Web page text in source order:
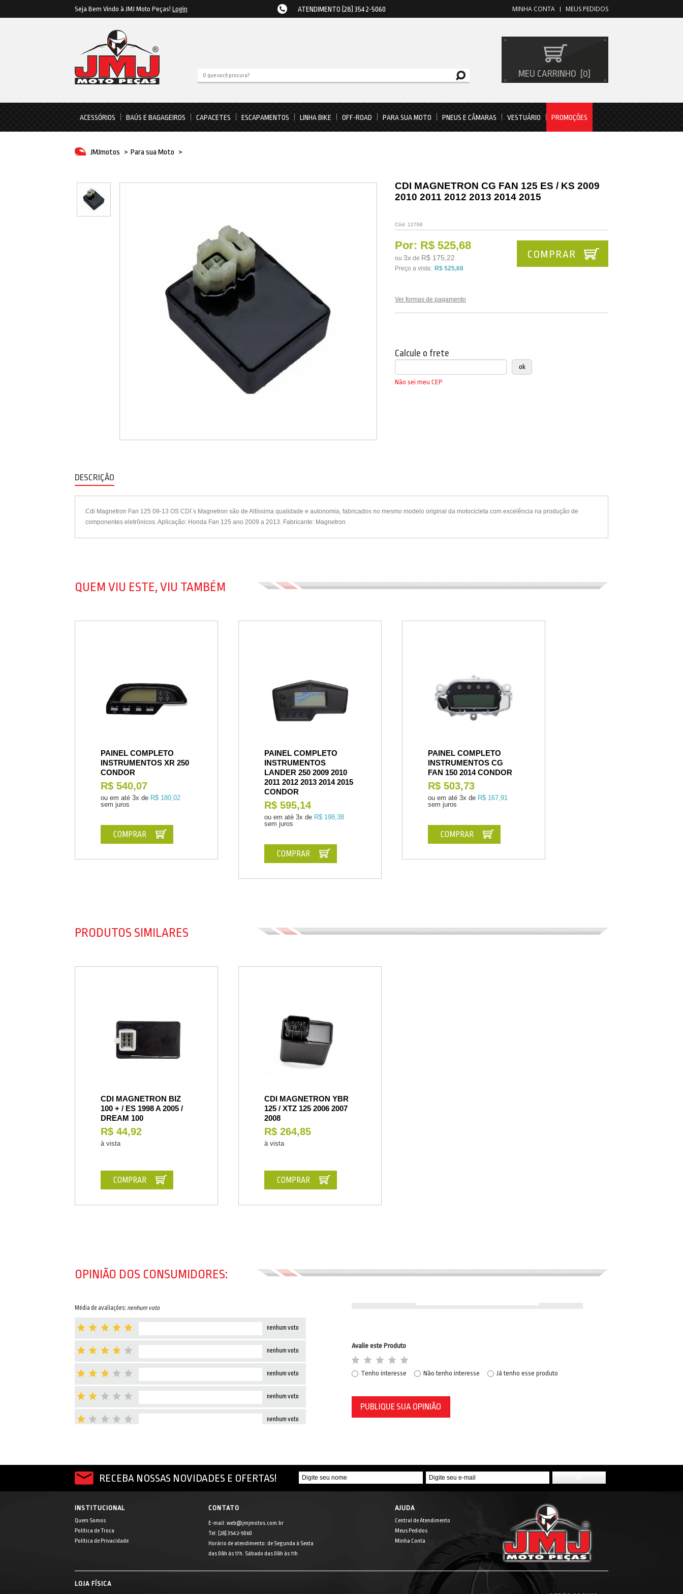
Seja Bem Vindo à JMJ Moto Peças! Login ATENDIMENTO (28) 3542-5060 MEUS PEDIDOS
MINHA CONTA
MEU CARRINHO 0
ACESSÓRIOS BAÚS E BAGAGEIROS CAPACETES ESCAPAMENTOS LINHA BIKE OFF-ROAD PARA SUA MOTO PNEUS E CÂMARAS VESTUÁRIO PROMOÇÕES
JMJmotos > Para sua Moto >
CDI MAGNETRON CG FAN 125 ES / KS 2009
2010 2011 2012 2013 2014 2015
Cód: 12766
Por: R$ 525,68
ou 3x de R$ 175,22
Preço a vista: R$ 525,68
Ver formas de pagamento
COMPRAR
Calcule o frete
Não sei meu CEP
DESCRIÇÃO
Cdi Magnetron Fan 125 09-13 OS CDI´s Magnetron são de Altíssima qualidade e autonomia, fabricados no mesmo modelo original da motocicleta com excelência na produção de
componentes eletrônicos. Aplicação: Honda Fan 125 ano 2009 a 2013. Fabricante: Magnetron
QUEM VIU ESTE, VIU TAMBÉM
PAINEL COMPLETO
INSTRUMENTOS XR 250
CONDOR
R$ 540,07
ou em até 3x de R$ 180,02
sem juros
COMPRAR
PAINEL COMPLETO
INSTRUMENTOS
LANDER 250 2009 2010
2011 2012 2013 2014 2015
CONDOR
R$ 595,14
ou em até 3x de R$ 198,38
sem juros
COMPRAR
PAINEL COMPLETO
INSTRUMENTOS CG
FAN 150 2014 CONDOR
R$ 503,73
ou em até 3x de R$ 167,91
sem juros
COMPRAR
PRODUTOS SIMILARES
CDI MAGNETRON BIZ
100 + / ES 1998 A 2005 /
DREAM 100
R$ 44,92
à vista
COMPRAR
CDI MAGNETRON YBR
125 / XTZ 125 2006 2007
2008
R$ 264,85
à vista
COMPRAR
OPINIÃO DOS CONSUMIDORES:
Média de avaliações: nenhum voto
nenhum voto
nenhum voto
nenhum voto
nenhum voto
nenhum voto
Avalie este Produto
Tenho interesse Não tenho interesse Já tenho esse produto
PUBLIQUE SUA OPINIÃO
RECEBA NOSSAS NOVIDADES E OFERTAS!
INSTITUCIONAL
Quem Somos
Política de Troca
Política de Privacidade
CONTATO
E-mail: web@jmjmotos.com.br
Tel: [28] 3542-5060
Horário de atendimento: de Segunda à Sexta
das 08h às 17h. Sábado das 08h às 11h
AJUDA
Central de Atendimento
Meus Pedidos
Minha Conta
LOJA FÍSICA